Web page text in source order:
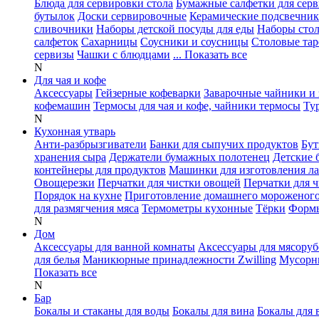
Блюда для сервировки стола Бумажные салфетки для
бутылок Доски сервировочные Керамические
сливочники Наборы детской посуды для еды Наборы
салфеток Сахарницы Соусники и соусницы Столовые
сервизы Чашки с блюдцами ... Показать все
N
Для чая и кофе
Аксессуары Гейзерные кофеварки Заварочные чайники и
кофемашин Термосы для чая и кофе, чайники термосы
N
Кухонная утварь
Анти-разбрызгиватели Банки для сыпучих продуктов
хранения сыра Держатели бумажных полотенец Детские
контейнеры для продуктов Машинки для изготовления
Овощерезки Перчатки для чистки овощей Перчатки для
Порядок на кухне Приготовление домашнего
для размягчения мяса Термометры кухонные Тёрки
N
Дом
Аксессуары для ванной комнаты Аксессуары для
для белья Маникюрные принадлежности Zwilling
Показать все
N
Бар
Бокалы и стаканы для воды Бокалы для вина Бокалы для